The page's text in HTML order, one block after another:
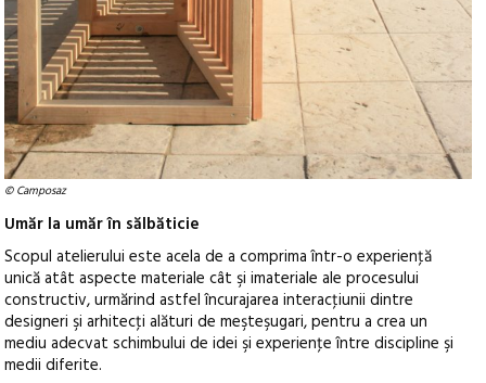
© Camposaz
Umăr la umăr în sălbăticie
Scopul atelierului este acela de a comprima într-o experienţă
unică atât aspecte materiale cât şi imateriale ale procesului
constructiv, urmărind astfel încurajarea interacţiunii dintre
designeri şi arhitecţi alături de meşteşugari, pentru a crea un
mediu adecvat schimbului de idei şi experienţe între discipline şi
medii diferite.